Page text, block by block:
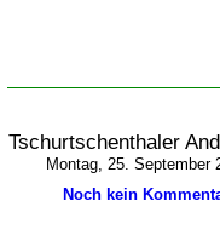
Tschurtschenthaler
Montag, 25. September
Noch kein